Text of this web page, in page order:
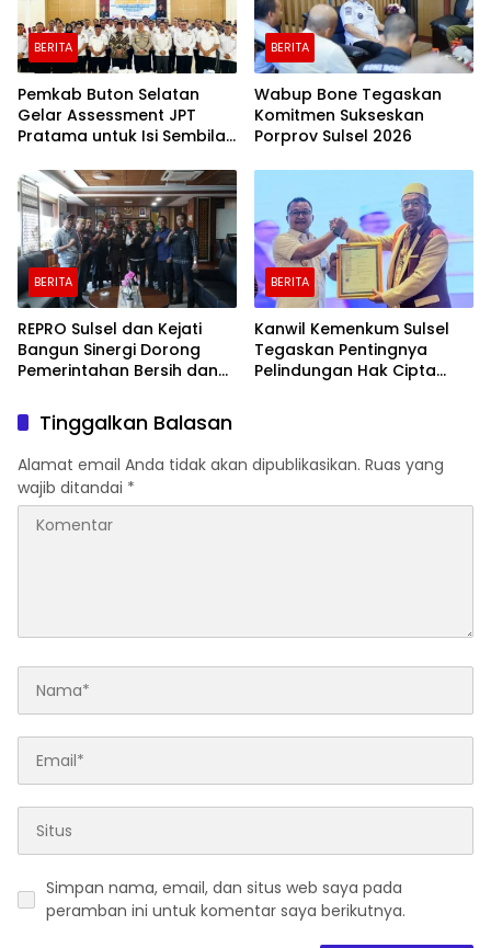
BERITA
Pemkab Buton Selatan
Gelar Assessment JPT
Pratama untuk Isi Sembilan
BERITA
Wabup Bone Tegaskan
Komitmen Sukseskan
Porprov Sulsel 2026
BERITA
REPRO Sulsel dan Kejati
Bangun Sinergi Dorong
Pemerintahan Bersih dan
BERITA
Kanwil Kemenkum Sulsel
Tegaskan Pentingnya
Pelindungan Hak Cipta
Tinggalkan Balasan
Alamat email Anda tidak akan dipublikasikan. Ruas yang
wajib ditandai *
Simpan nama, email, dan situs web saya pada
peramban ini untuk komentar saya berikutnya.